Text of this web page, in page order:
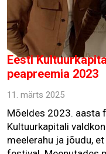
Eesti
peapreemia 2023
11. märts 2025
Mõeldes 2023. aasta
Kultuurkapitali
meelerahu ja jõudu,